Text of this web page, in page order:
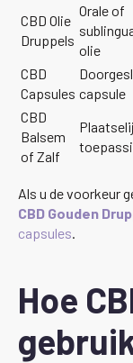
CBD Olie
Druppels
Orale of
olie
CBD
Capsules capsule
CBD
Balsem
of Zalf
Als u de voorkeur
CBD Gouden
capsules.
Hoe